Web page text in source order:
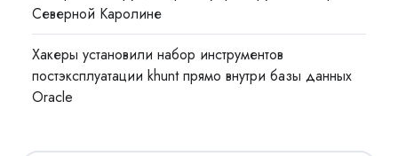
Северной Каролине
Хакеры установили набор инструментов
постэксплуатации khunt прямо внутри базы данных
Oracle